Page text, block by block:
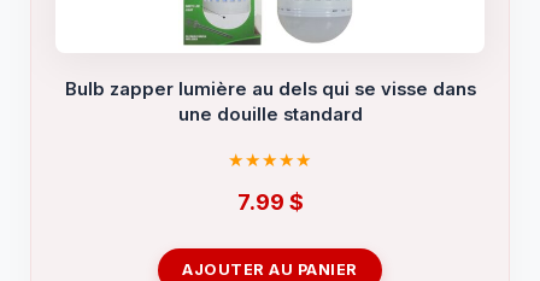
Bulb zapper lumière au dels qui se visse dans
une douille standard
7.99 $
AJOUTER AU PANIER